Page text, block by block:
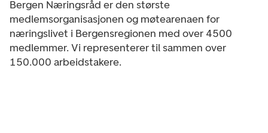
Bergen Næringsråd er den største
medlemsorganisasjonen og møtearenaen for
næringslivet i Bergensregionen med over 4500
medlemmer. Vi representerer til sammen over
150.000 arbeidstakere.